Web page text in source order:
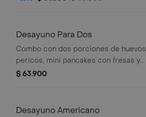
Desayuno Para Dos
Combo con dos porciones de huevos
pericos, mini pancakes con fresas y
maple syrup y dos jugos de naranja.
$ 63.900
Desayuno Americano